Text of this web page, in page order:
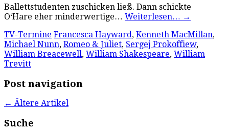
Ballettstudenten zuschicken ließ. Dann schickte
O‘Hare eher minderwertige… Weiterlesen… →
TV-Termine Francesca Hayward, Kenneth MacMillan,
Michael Nunn, Romeo & Juliet, Sergej Prokoffiew,
William Breacewell, William Shakespeare, William
Trevitt
Post navigation
← Ältere Artikel
Suche